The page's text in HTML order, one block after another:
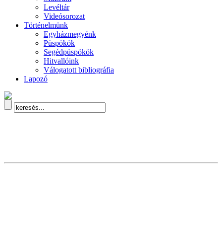
Levéltár
Videósorozat
Történelmünk
Egyházmegyénk
Püspökök
Segédpüspökök
Hitvallóink
Válogatott bibliográfia
Lapozó